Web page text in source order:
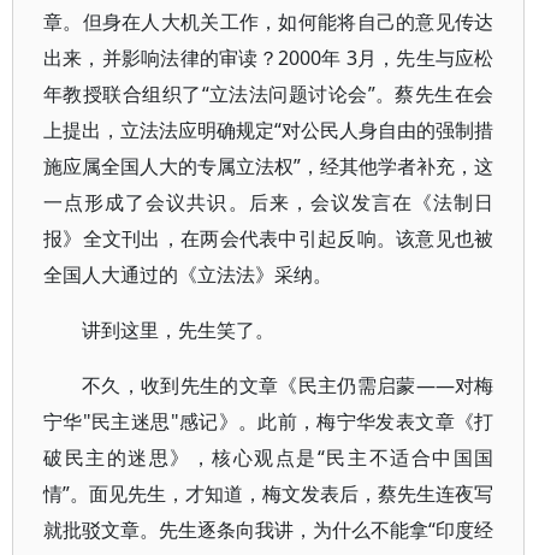
章。但身在人大机关工作，如何能将自己的意见传达
出来，并影响法律的审读？2000年 3月，先生与应松
年教授联合组织了“立法法问题讨论会”。蔡先生在会
上提出，立法法应明确规定“对公民人身自由的强制措
施应属全国人大的专属立法权”，经其他学者补充，这
一点形成了会议共识。后来，会议发言在《法制日
报》全文刊出，在两会代表中引起反响。该意见也被
全国人大通过的《立法法》采纳。
讲到这里，先生笑了。
不久，收到先生的文章《民主仍需启蒙——对梅
宁华"民主迷思"感记》。此前，梅宁华发表文章《打
破民主的迷思》，核心观点是“民主不适合中国国
情”。面见先生，才知道，梅文发表后，蔡先生连夜写
就批驳文章。先生逐条向我讲，为什么不能拿“印度经